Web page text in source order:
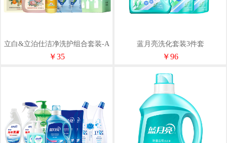
立白&立泊仕洁净洗护组合套装-A
款508g+1500ml
￥35
蓝月亮洗化套装3件套
￥96